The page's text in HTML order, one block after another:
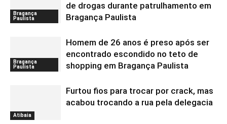
Bragança
Paulista
de drogas durante patrulhamento em
Bragança Paulista
Bragança
Paulista
Homem de 26 anos é preso após ser
encontrado escondido no teto de
shopping em Bragança Paulista
Atibaia
Furtou fios para trocar por crack, mas
acabou trocando a rua pela delegacia